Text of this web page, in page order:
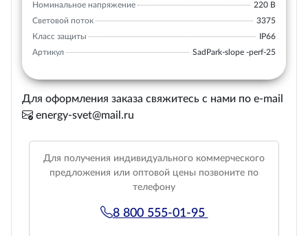
Номинальное напряжение
220 В
Световой поток
3375
Класс защиты
IP66
Артикул
SadPark-slope -perf-25
Для оформления заказа свяжитесь с нами по e-mail
energy-svet@mail.ru
Для получения индивидуального коммерческого
предложения или оптовой цены позвоните по
телефону
8 800 555-01-95